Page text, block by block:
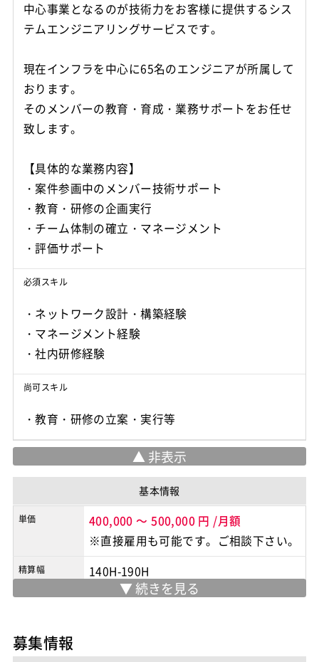
中心事業となるのが技術力をお客様に提供するシス
テムエンジニアリングサービスです。
現在インフラを中心に65名のエンジニアが所属して
おります。
そのメンバーの教育・育成・業務サポートをお任せ
致します。
【具体的な業務内容】
・案件参画中のメンバー技術サポート
・教育・研修の企画実行
・チーム体制の確立・マネージメント
・評価サポート
必須スキル
・ネットワーク設計・構築経験
・マネージメント経験
・社内研修経験
尚可スキル
基本情報
単価 400,000 ～500,000 円 /月額
※直接雇用も可能です。ご相談下さい。
精算幅 140H-190H
勤務地 日比谷線 小伝馬町駅/東京都中央区
契約形態
募集情報